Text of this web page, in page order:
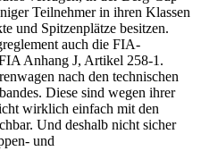
Teilnehmer in ihren Klassen
und Spitzenplätze besitzen.
auch die FIA-
Anhang J, Artikel 258-1.
nach den technischen
Diese sind wegen ihrer
wirklich einfach mit den
Und deshalb nicht sicher
und